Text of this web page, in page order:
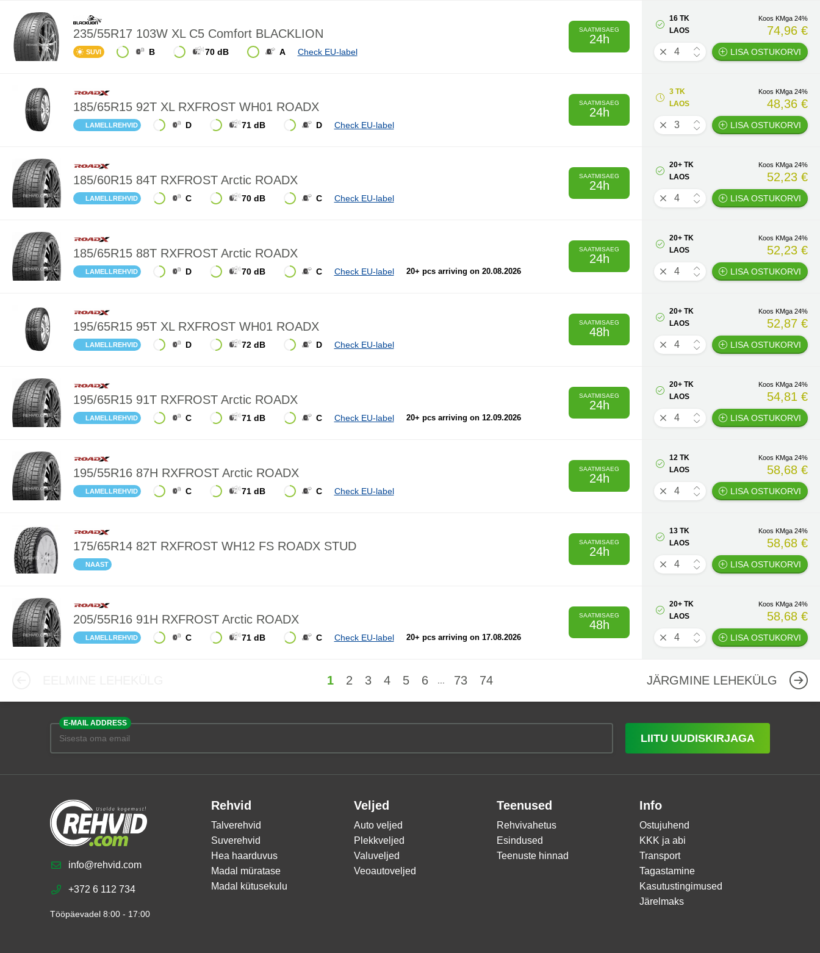
235/55R17 103W XL C5 Comfort BLACKLION
SUVI B 70 dB A Check EU-label
SAATMISAEG
24h
16 TK
LAOS
Koos KMga 24%
74,96 €
LISA OSTUKORVI
185/65R15 92T XL RXFROST WH01 ROADX
LAMELLREHVID D 71 dB D Check EU-label
SAATMISAEG
24h
3 TK
LAOS
Koos KMga 24%
48,36 €
LISA OSTUKORVI
185/60R15 84T RXFROST Arctic ROADX
LAMELLREHVID C 70 dB C Check EU-label
SAATMISAEG
24h
20+ TK
LAOS
Koos KMga 24%
52,23 €
LISA OSTUKORVI
185/65R15 88T RXFROST Arctic ROADX
LAMELLREHVID D 70 dB C Check EU-label 20+ pcs arriving on 20.08.2026
SAATMISAEG
24h
20+ TK
LAOS
Koos KMga 24%
52,23 €
LISA OSTUKORVI
195/65R15 95T XL RXFROST WH01 ROADX
LAMELLREHVID D 72 dB D Check EU-label
SAATMISAEG
48h
20+ TK
LAOS
Koos KMga 24%
52,87 €
LISA OSTUKORVI
195/65R15 91T RXFROST Arctic ROADX
LAMELLREHVID C 71 dB C Check EU-label 20+ pcs arriving on 12.09.2026
SAATMISAEG
24h
20+ TK
LAOS
Koos KMga 24%
54,81 €
LISA OSTUKORVI
195/55R16 87H RXFROST Arctic ROADX
LAMELLREHVID C 71 dB C Check EU-label
SAATMISAEG
24h
12 TK
LAOS
Koos KMga 24%
58,68 €
LISA OSTUKORVI
175/65R14 82T RXFROST WH12 FS ROADX STUD
NAAST
SAATMISAEG
24h
13 TK
LAOS
Koos KMga 24%
58,68 €
LISA OSTUKORVI
205/55R16 91H RXFROST Arctic ROADX
LAMELLREHVID C 71 dB C Check EU-label 20+ pcs arriving on 17.08.2026
SAATMISAEG
48h
20+ TK
LAOS
Koos KMga 24%
58,68 €
LISA OSTUKORVI
1 2 3 4 5 6 73 74 JÄRGMINE LEHEKÜLG
E-MAIL ADDRESS
LIITU UUDISKIRJAGA
info@rehvid.com
+372 6 112 734
Tööpäevadel 8:00 - 17:00
Rehvid
Talverehvid
Suverehvid
Hea haarduvus
Madal müratase
Madal kütusekulu
Veljed
Auto veljed
Plekkveljed
Valuveljed
Veoautoveljed
Teenused
Rehvivahetus
Esindused
Teenuste hinnad
Info
Ostujuhend
KKK ja abi
Transport
Tagastamine
Kasutustingimused
Järelmaks